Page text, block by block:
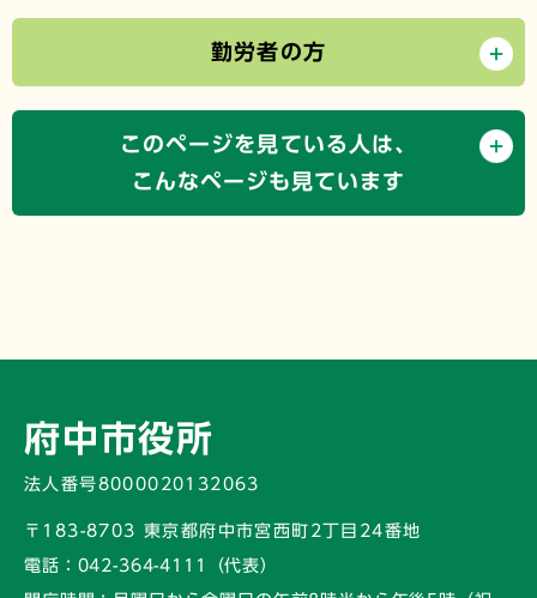
勤労者の方
このページを見ている人は、
こんなページも見ています
府中市役所
法人番号8000020132063
〒183-8703 東京都府中市宮西町2丁目24番地
電話： 042-364-4111（代表）